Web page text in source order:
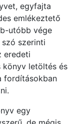
egyfajta
emlékeztető
utóbb vége
szerinti
eredeti
könyv letöltés és
fordításokban
egy